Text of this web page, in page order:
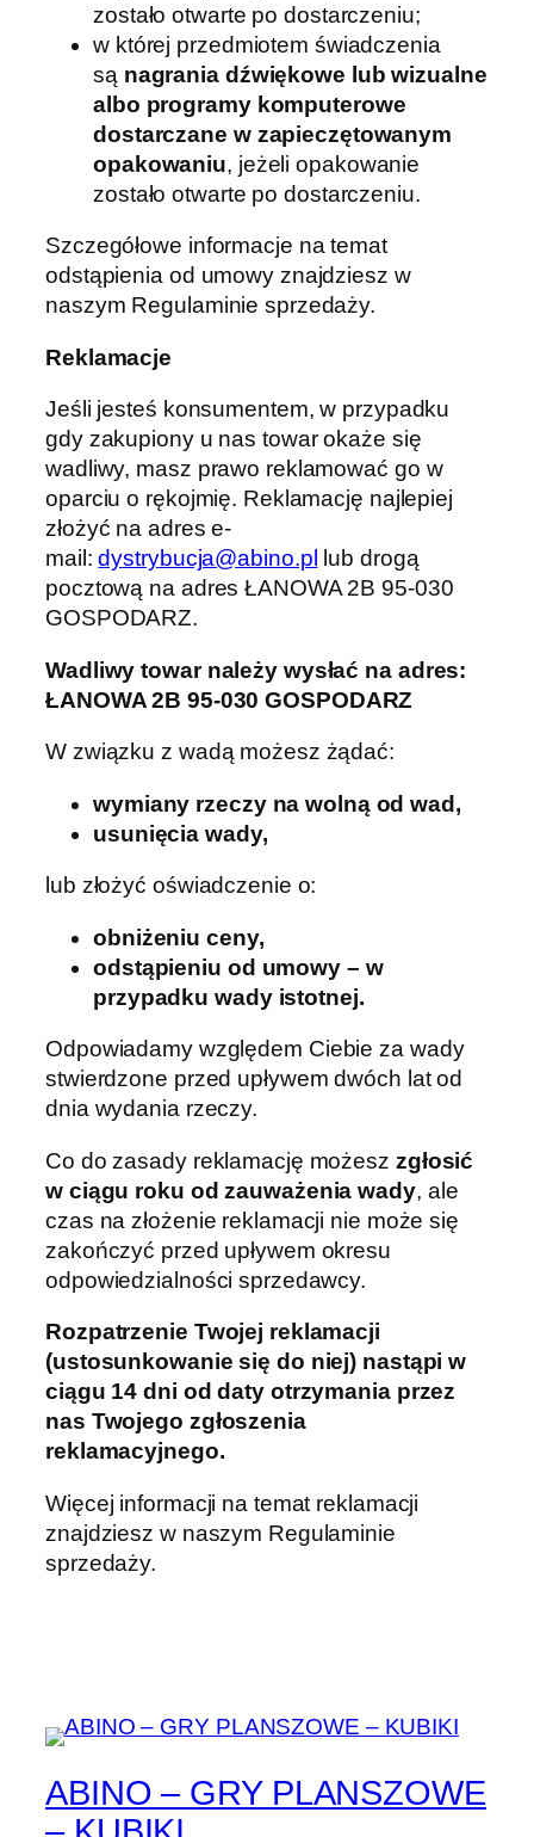
zostało otwarte po dostarczeniu;
w której przedmiotem świadczenia
są nagrania dźwiękowe lub wizualne
albo programy komputerowe
dostarczane w zapieczętowanym
opakowaniu, jeżeli opakowanie
zostało otwarte po dostarczeniu.
Szczegółowe informacje na temat
odstąpienia od umowy znajdziesz w
naszym Regulaminie sprzedaży.
Reklamacje
Jeśli jesteś konsumentem, w przypadku
gdy zakupiony u nas towar okaże się
wadliwy, masz prawo reklamować go w
oparciu o rękojmię. Reklamację najlepiej
złożyć na adres e-
mail:dystrybucja@abino.pl
lub drogą
pocztową na adres ŁANOWA 2B 95-030
GOSPODARZ.
Wadliwy towar należy wysłać na adres:
ŁANOWA 2B 95-030 GOSPODARZ
W związku z wadą możesz żądać:
wymiany rzeczy na wolną od wad,
usunięcia wady,
lub złożyć oświadczenie o:
obniżeniu ceny,
odstąpieniu od umowy – w
przypadku wady istotnej.
Odpowiadamy względem Ciebie za wady
stwierdzone przed upływem dwóch lat od
dnia wydania rzeczy.
Co do zasady reklamację możesz zgłosić
w ciągu roku od zauważenia wady, ale
czas na złożenie reklamacji nie może się
zakończyć przed upływem okresu
odpowiedzialności sprzedawcy.
Rozpatrzenie Twojej reklamacji
(ustosunkowanie się do niej) nastąpi w
ciągu 14 dni od daty otrzymania przez
nas Twojego zgłoszenia
reklamacyjnego.
Więcej informacji na temat reklamacji
znajdziesz w naszym Regulaminie
sprzedaży.
ABINO – GRY PLANSZOWE